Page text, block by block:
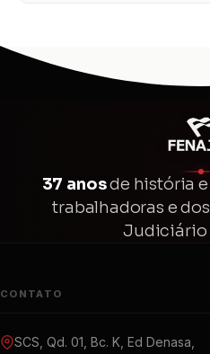
37 anosde história e
trabalhadoras e
Judiciário
CONTATO
SCS, Qd. 01, Bc. K, Ed Denasa,